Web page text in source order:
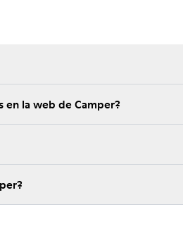
en la web de Camper?